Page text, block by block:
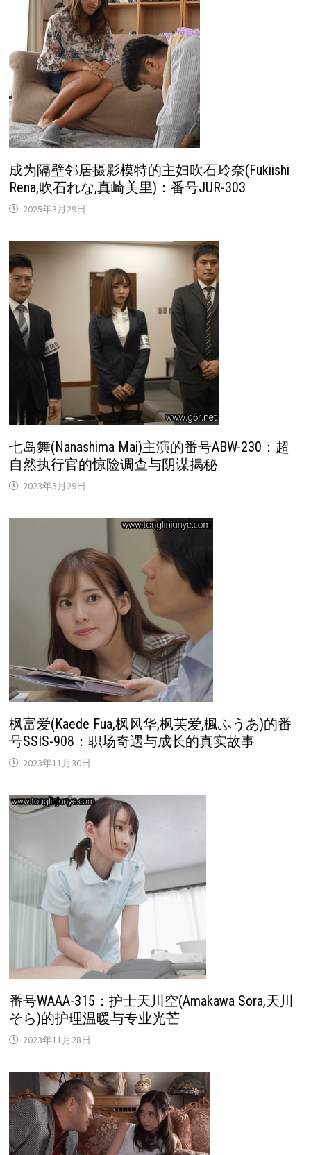
成为隔壁邻居摄影模特的主妇吹石玲奈(Fukiishi
Rena,吹石れな,真崎美里)：番号JUR-303
2025年3月29日
七岛舞(Nanashima Mai)主演的番号ABW-230：超
自然执行官的惊险调查与阴谋揭秘
2023年5月29日
枫富爱(Kaede Fua,枫风华,枫芙爱,楓ふうあ)的番
号SSIS-908：职场奇遇与成长的真实故事
2023年11月30日
番号WAAA-315：护士天川空(Amakawa Sora,天川
そら)的护理温暖与专业光芒
2023年11月28日